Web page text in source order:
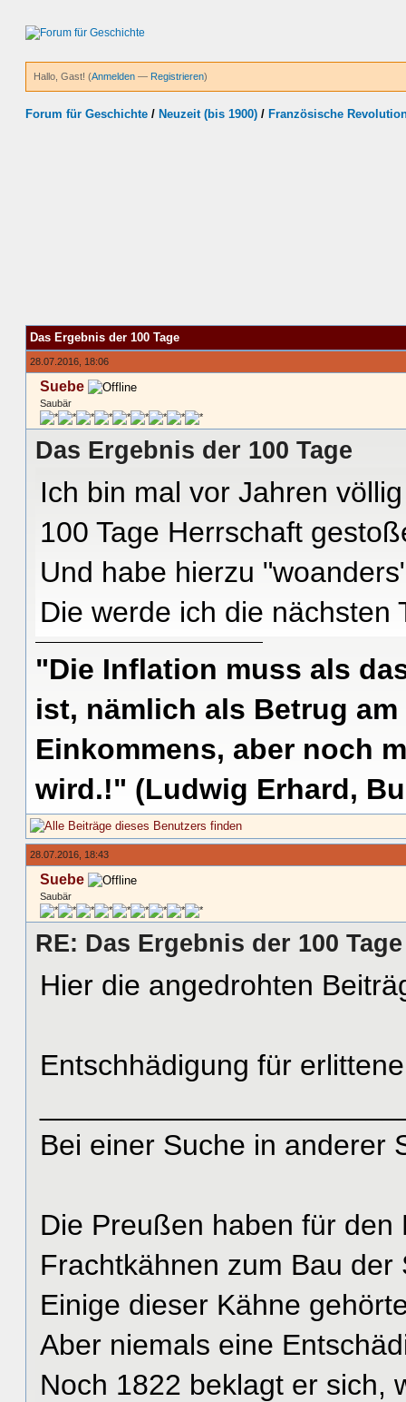
Hallo, Gast! (Anmelden — Registrieren)
Forum für Geschichte / Neuzeit (bis 1900) / Französische
Das Ergebnis der 100 Tage
28.07.2016, 18:06
Suebe
Saubär
Das Ergebnis der 100 Tage
Ich bin mal vor Jahren
100 Tage Herrschaft
Und habe hierzu
Die werde ich die nächsten
"Die Inflation muss als
ist, nämlich als Betrug
Einkommens, aber noch
wird.!" (Ludwig Erhard,
28.07.2016, 18:43
Suebe
Saubär
RE: Das Ergebnis der 100 Tage
Hier die angedrohten
Entschhädigung für
Bei einer Suche in anderer
Die Preußen haben für
Frachtkähnen zum Bau
Einige dieser Kähne
Aber niemals eine
Noch 1822 beklagt er sich,